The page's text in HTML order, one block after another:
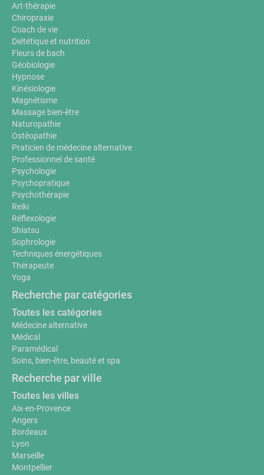
Art-thérapie
Chiropraxie
Coach de vie
Diététique et nutrition
Fleurs de bach
Géobiologie
Hypnose
Kinésiologie
Magnétisme
Massage bien-être
Naturopathie
Ostéopathie
Praticien de médecine alternative
Professionnel de santé
Psychologie
Psychopratique
Psychothérapie
Reiki
Réflexologie
Shiatsu
Sophrologie
Techniques énergétiques
Thérapeute
Yoga
Recherche par catégories
Toutes les catégories
Médecine alternative
Médical
Paramédical
Soins, bien-être, beauté et spa
Recherche par ville
Toutes les villes
Aix-en-Provence
Angers
Bordeaux
Lyon
Marseille
Montpellier